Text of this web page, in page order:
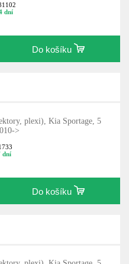
dní
Do košíku
plexi), Kia Sportage, 5
>
dní
Do košíku